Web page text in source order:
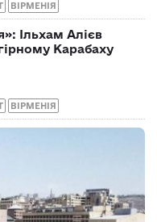
ВІРМЕНІЯ
Ільхам Алієв
Карабаху
ВІРМЕНІЯ